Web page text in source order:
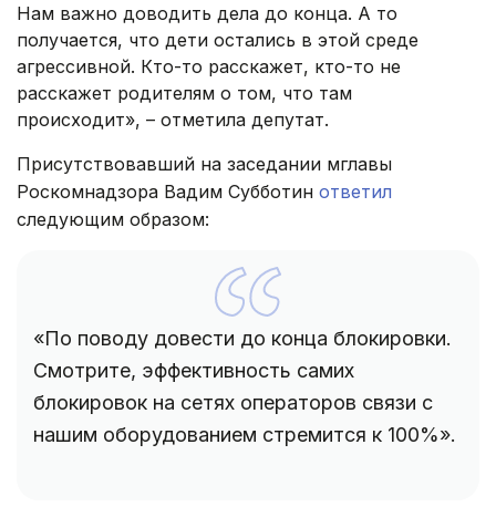
Нам важно доводить дела до конца. А то
получается, что дети остались в этой среде
агрессивной. Кто-то расскажет, кто-то не
расскажет родителям о том, что там
происходит», – отметила депутат.
Присутствовавший на заседании мглавы
Роскомнадзора Вадим Субботин ответил
следующим образом:
«По поводу довести до конца блокировки.
Смотрите, эффективность самих
блокировок на сетях операторов связи с
нашим оборудованием стремится к 100%».